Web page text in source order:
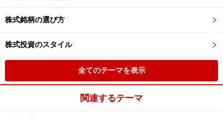
株式銘柄の選び方
株式投資のスタイル
全てのテーマを表示
関連するテーマ